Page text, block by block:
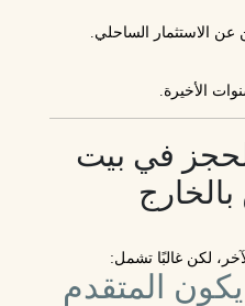
عن الاستثمار الساحلي.
الأخيرة.
في بيت
لكن غالبًا تشمل:
المتقدم